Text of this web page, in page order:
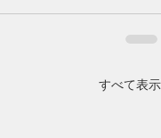
すべて表示